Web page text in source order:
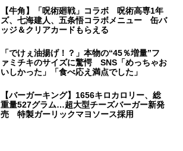
【牛角】「呪術廻戦」コラボ 呪術高専1年
ズ、七海建人、五条悟コラボメニュー 缶バ
ッジ＆クリアカードもらえる
「でけぇ油揚げ！？」本物の“45％増量”フ
ァミチキのサイズに驚愕 SNS「めっちゃお
いしかった」「食べ応え満点でした」
【バーガーキング】1656キロカロリー、総
重量527グラム…超大型チーズバーガー新発
売 特製ガーリックマヨソース採用